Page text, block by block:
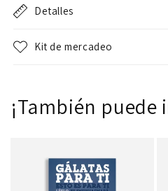
Detalles
Kit de mercadeo
¡También